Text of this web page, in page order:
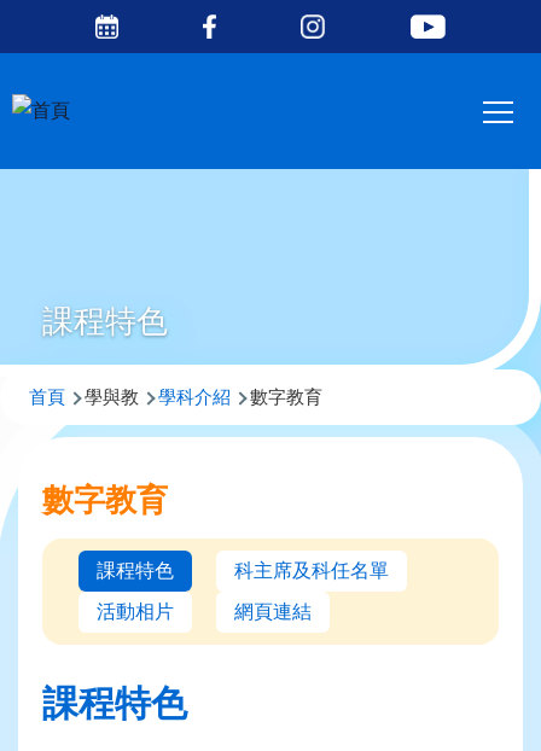
移至主內容
Media
課程特色
導
結
首頁 學與教 學科介紹 數字教育
數字教育
課程特色
科主席及科任名單
活動相片
網頁連結
課程特色